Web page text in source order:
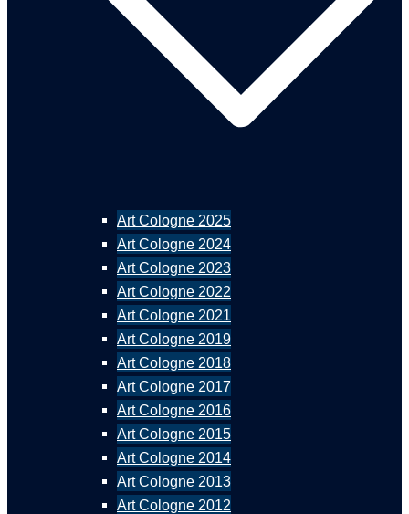
Art Cologne 2025
Art Cologne 2024
Art Cologne 2023
Art Cologne 2022
Art Cologne 2021
Art Cologne 2019
Art Cologne 2018
Art Cologne 2017
Art Cologne 2016
Art Cologne 2015
Art Cologne 2014
Art Cologne 2013
Art Cologne 2012